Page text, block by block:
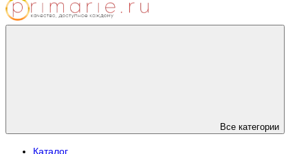
Все категории
Каталог